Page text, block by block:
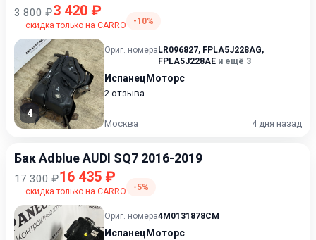
3 800 ₽3 420 ₽
скидка только на CARRO -10%
4
Ориг. номера LR096827, FPLA5J228AG,
FPLA5J228AE и ещё 3
ИспанецМоторс
2 отзыва
Москва 4 дня назад
Бак Adblue AUDI SQ7 2016-2019
17 300 ₽16 435 ₽
скидка только на CARRO -5%
Ориг. номера4M0131878CM
ИспанецМоторс